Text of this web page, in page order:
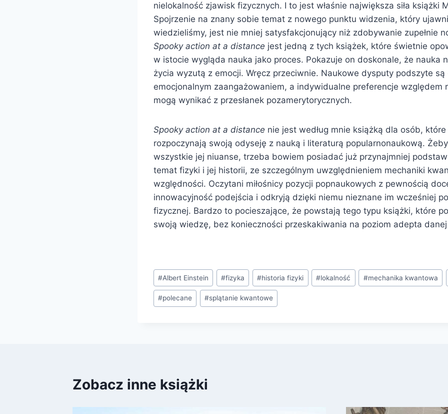
nielokalność zjawisk fizycznych. I to jest właśnie największa siła książki
Spojrzenie na znany sobie temat z nowego punktu widzenia, który
wiedzieliśmy, jest nie mniej satysfakcjonujący niż zdobywanie zupełnie
Spooky action at a distance jest jedną z tych książek, które świetnie
w istocie wygląda nauka jako proces. Pokazuje on doskonale, że nauka
życia wyzutą z emocji. Wręcz przeciwnie. Naukowe dysputy podszyte są
emocjonalnym zaangażowaniem, a indywidualne preferencje względem
mogą wynikać z przesłanek pozamerytorycznych.
Spooky action at a distance nie jest według mnie książką dla osób,
rozpoczynają swoją odyseję z nauką i literaturą popularnonaukową.
wszystkie jej niuanse, trzeba bowiem posiadać już przynajmniej
temat fizyki i jej historii, ze szczególnym uwzględnieniem mechaniki
względności. Oczytani miłośnicy pozycji popnaukowych z pewnością
innowacyjność podejścia i odkryją dzięki niemu nieznane im wcześniej
fizycznej. Bardzo to pocieszające, że powstają tego typu książki, które
swoją wiedzę, bez konieczności przeskakiwania na poziom adepta
Tagi
wpisu:
#Albert Einstein #fizyka #historia fizyki #lokalność #mechanika kwantowa
#polecane #splątanie kwantowe
Zobacz inne książki